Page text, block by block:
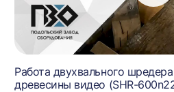
Работа двухвального
древесины видео (SHR-